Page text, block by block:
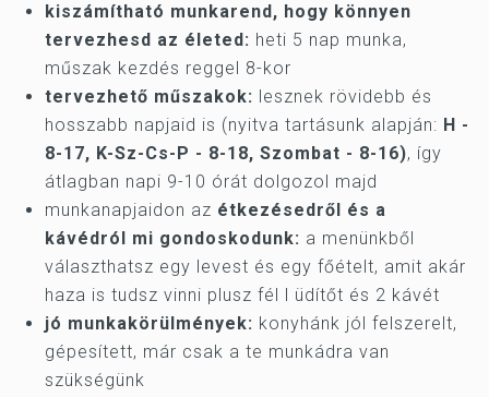
kiszámítható munkarend, hogy könnyen
tervezhesd az életed: heti 5 nap munka,
műszak kezdés reggel 8-kor
tervezhető műszakok:
lesznek rövidebb és
hosszabb napjaid is (nyitva tartásunk alapján: H -
8-17, K-Sz-Cs-P - 8-18, Szombat - 8-16), így
átlagban napi 9-10 órát dolgozol majd
munkanapjaidon az étkezésedről és a
kávédról mi gondoskodunk: a menünkből
választhatsz egy levest és egy főételt, amit akár
haza is tudsz vinni plusz fél l üdítőt és 2 kávét
jó munkakörülmények: konyhánk jól felszerelt,
gépesített, már csak a te munkádra van
szükségünk